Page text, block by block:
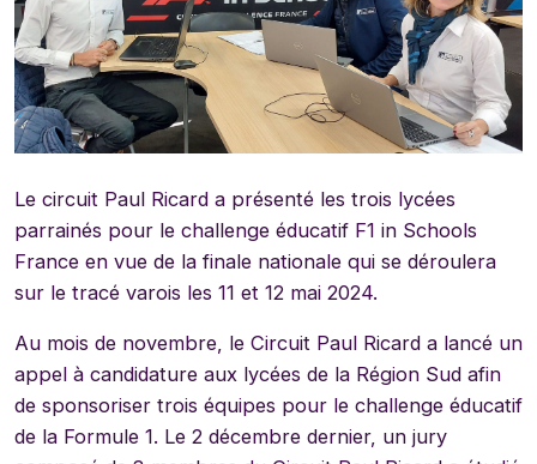
Le circuit Paul Ricard a présenté les trois lycées
parrainés pour le challenge éducatif F1 in Schools
France en vue de la finale nationale qui se déroulera
sur le tracé varois les 11 et 12 mai 2024.
Au mois de novembre, le Circuit Paul Ricard a lancé un
appel à candidature aux lycées de la Région Sud afin
de sponsoriser trois équipes pour le challenge éducatif
de la Formule 1. Le 2 décembre dernier, un jury